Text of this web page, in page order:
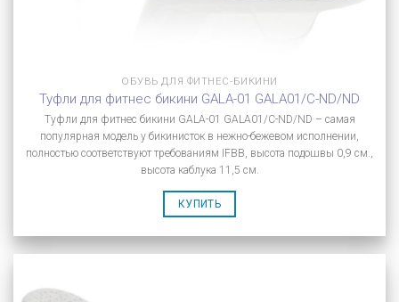
ОБУВЬ ДЛЯ ФИТНЕС-БИКИНИ
Туфли для фитнес бикини GALA-01 GALA01/C-ND/ND
Туфли для фитнес бикини GALA-01 GALA01/C-ND/ND – самая
популярная модель у бикинисток в нежно-бежевом исполнении,
полностью соответствуют требованиям IFBB, высота подошвы 0,9 см.,
высота каблука 11,5 см.
КУПИТЬ